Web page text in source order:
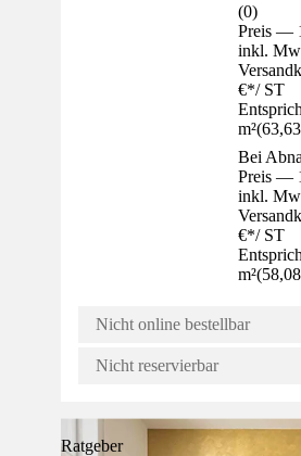
(0)
Preis —
inkl.
€*/ ST
m²(
Bei
Preis —
inkl.
€*/ ST
m²(
Nicht online bestellbar
Nicht reservierbar
Ratgeber